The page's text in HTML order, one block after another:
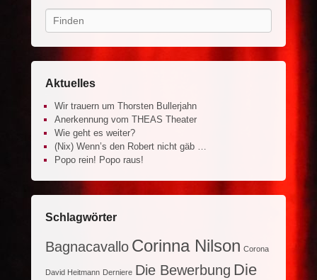
Search
Aktuelles
Wir trauern um Thorsten Bullerjahn
Anerkennung vom THEAS Theater
Wie geht es weiter?
(Nix) Wenn’s den Robert nicht gäb …
Popo rein! Popo raus!
Schlagwörter
Bagnacavallo Corinna Nilson Corona
David Heitmann Derniere Die Bewerbung Die